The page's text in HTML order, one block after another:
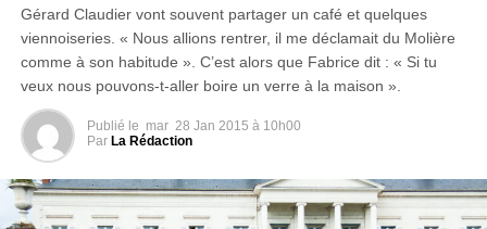
Gérard Claudier vont souvent partager un café et quelques
viennoiseries. « Nous allions rentrer, il me déclamait du Molière
comme à son habitude ». C’est alors que Fabrice dit : « Si tu
veux nous pouvons-t-aller boire un verre à la maison ».
Publié le mar 28 Jan 2015 à 10h00
Par La Rédaction